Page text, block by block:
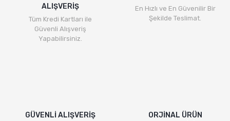
ALIŞVERİŞ
Tüm Kredi Kartları ile
Güvenli Alışveriş
Yapabilirsiniz.
En Hızlı ve En Güvenilir Bir
Şekilde Teslimat.
GÜVENLİ ALIŞVERİŞ
ORJİNAL ÜRÜN